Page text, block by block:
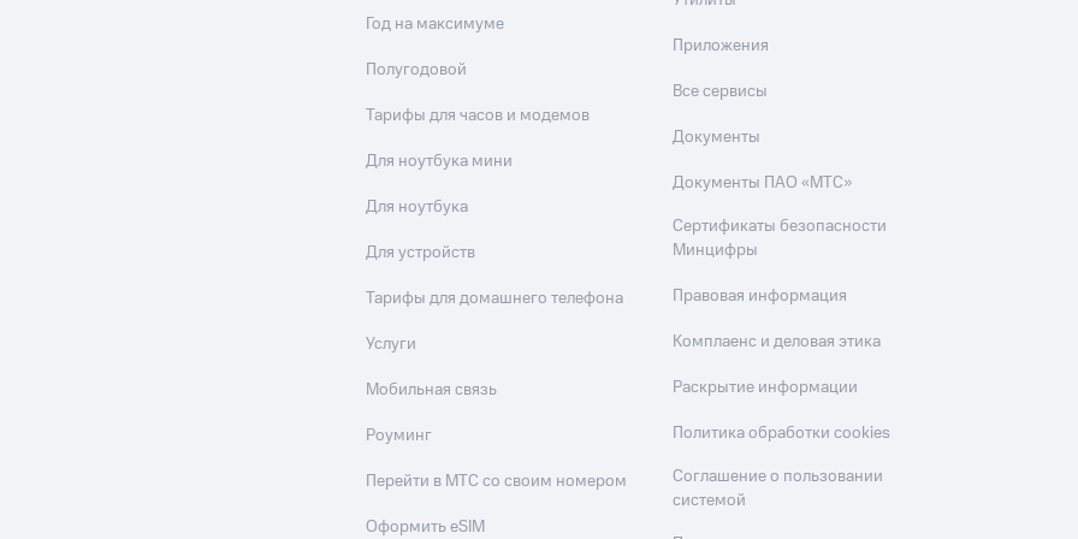
Год на максимуме
Полугодовой
Тарифы для часов и модемов
Для ноутбука мини
Для ноутбука
Для устройств
Тарифы для домашнего телефона
Услуги
Мобильная связь
Роуминг
Перейти в МТС со своим номером
Оформить eSIM
Приложения
Все сервисы
Документы
Документы ПАО «МТС»
Сертификаты безопасности
Минцифры
Правовая информация
Комплаенс и деловая этика
Раскрытие информации
Политика обработки cookies
Соглашение о пользовании
системой